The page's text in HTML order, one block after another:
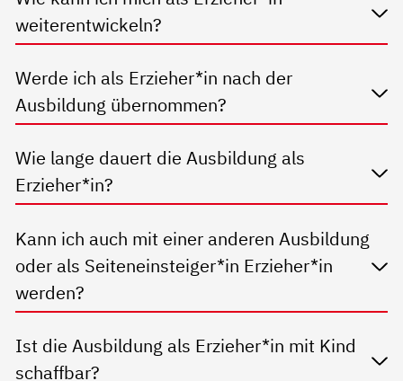
weiterentwickeln?
Werde ich als Erzieher*in nach der
Ausbildung übernommen?
Wie lange dauert die Ausbildung als
Erzieher*in?
Kann ich auch mit einer anderen Ausbildung
oder als Seiteneinsteiger*in Erzieher*in
werden?
Ist die Ausbildung als Erzieher*in mit Kind
schaffbar?